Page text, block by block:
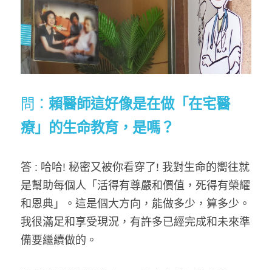
問： 賴醫師這好像是在做「在宅醫
療」的生命教育，是嗎？
答 : 哈哈! 秘密又被你看穿了! 我對生命的嚮往就
是幫助每個人「活得有尊嚴和價值，死得有榮耀
和恩典」。這是個大方向，能做多少，算多少。
我很滿足和享受現況，有許多已經完成和未來準
備要繼續做的。